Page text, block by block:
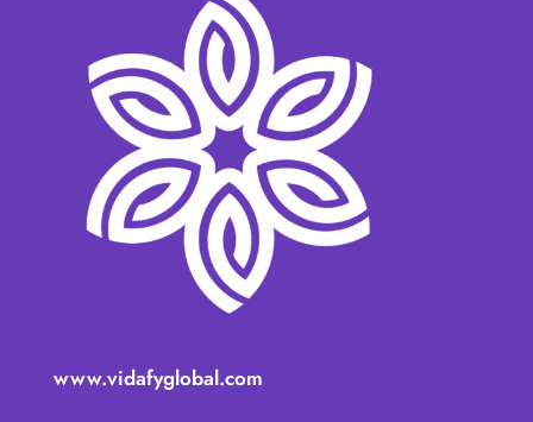
www.vidafyglobal.com